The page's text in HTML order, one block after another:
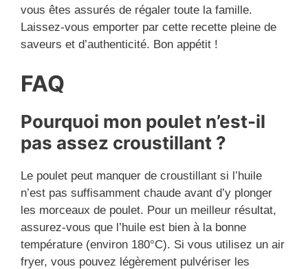
vous êtes assurés de régaler toute la famille.
Laissez-vous emporter par cette recette pleine de
saveurs et d’authenticité. Bon appétit !
FAQ
Pourquoi mon poulet n’est-il
pas assez croustillant ?
Le poulet peut manquer de croustillant si l’huile
n’est pas suffisamment chaude avant d’y plonger
les morceaux de poulet. Pour un meilleur résultat,
assurez-vous que l’huile est bien à la bonne
température (environ 180°C). Si vous utilisez un air
fryer, vous pouvez légèrement pulvériser les